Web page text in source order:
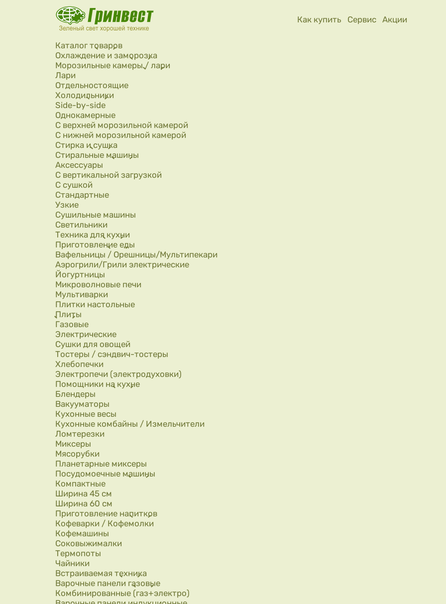
Перейти к основному содержанию
Как купить
Сервис Акции
Каталог товаров
Охлаждение и заморозка
Морозильные камеры / лари
Лари
Отдельностоящие
Холодильники
Side-by-side
Однокамерные
С верхней морозильной камерой
С нижней морозильной камерой
Стирка и сушка
Стиральные машины
Аксессуары
С вертикальной загрузкой
С сушкой
Стандартные
Узкие
Сушильные машины
Светильники
Техника для кухни
Приготовление еды
Вафельницы / Орешницы/Мультипекари
Аэрогрили/Грили электрические
Йогуртницы
Микроволновые печи
Мультиварки
Плитки настольные
Плиты
Газовые
Электрические
Сушки для овощей
Тостеры / сэндвич-тостеры
Хлебопечки
Электропечи (электродуховки)
Помощники на кухне
Блендеры
Вакууматоры
Кухонные весы
Кухонные комбайны / Измельчители
Ломтерезки
Миксеры
Мясорубки
Планетарные миксеры
Посудомоечные машины
Компактные
Ширина 45 см
Ширина 60 см
Приготовление напитков
Кофеварки / Кофемолки
Кофемашины
Соковыжималки
Термопоты
Чайники
Встраиваемая техника
Варочные панели газовые
Комбинированные (газ+электро)